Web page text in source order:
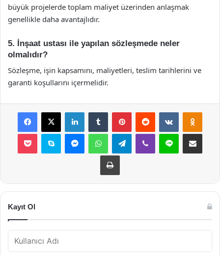
büyük projelerde toplam maliyet üzerinden anlaşmak
genellikle daha avantajlıdır.
5. İnşaat ustası ile yapılan sözleşmede neler
olmalıdır?
Sözleşme, işin kapsamını, maliyetleri, teslim tarihlerini ve
garanti koşullarını içermelidir.
Facebook
X LinkedInTumblr PinterestReddit VKontakte
Pocket Skype MessengerWhatsAppTelegramViber Line E-Posta ile
Yazdır
Kayıt Ol